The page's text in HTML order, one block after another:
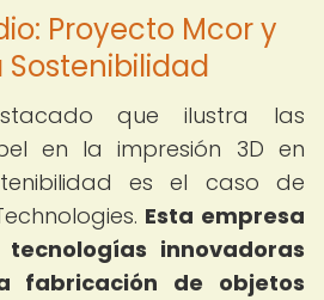
Proyecto Mcor y
Sostenibilidad
que ilustra las
en la impresión 3D en
es el caso de
Esta empresa
innovadoras
fabricación de objetos